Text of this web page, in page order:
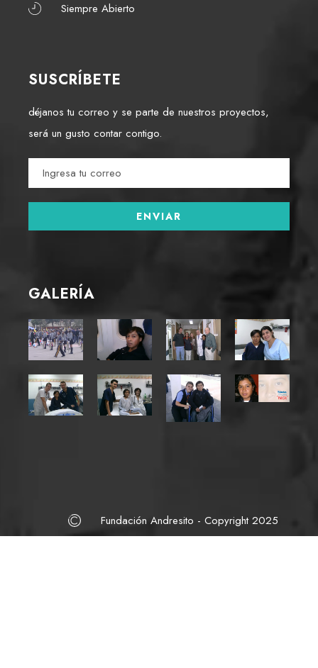
Siempre Abierto
SUSCRÍBETE
déjanos tu correo y se parte de nuestros proyectos,
será un gusto contar contigo.
GALERÍA
Fundación Andresito - Copyright 2025